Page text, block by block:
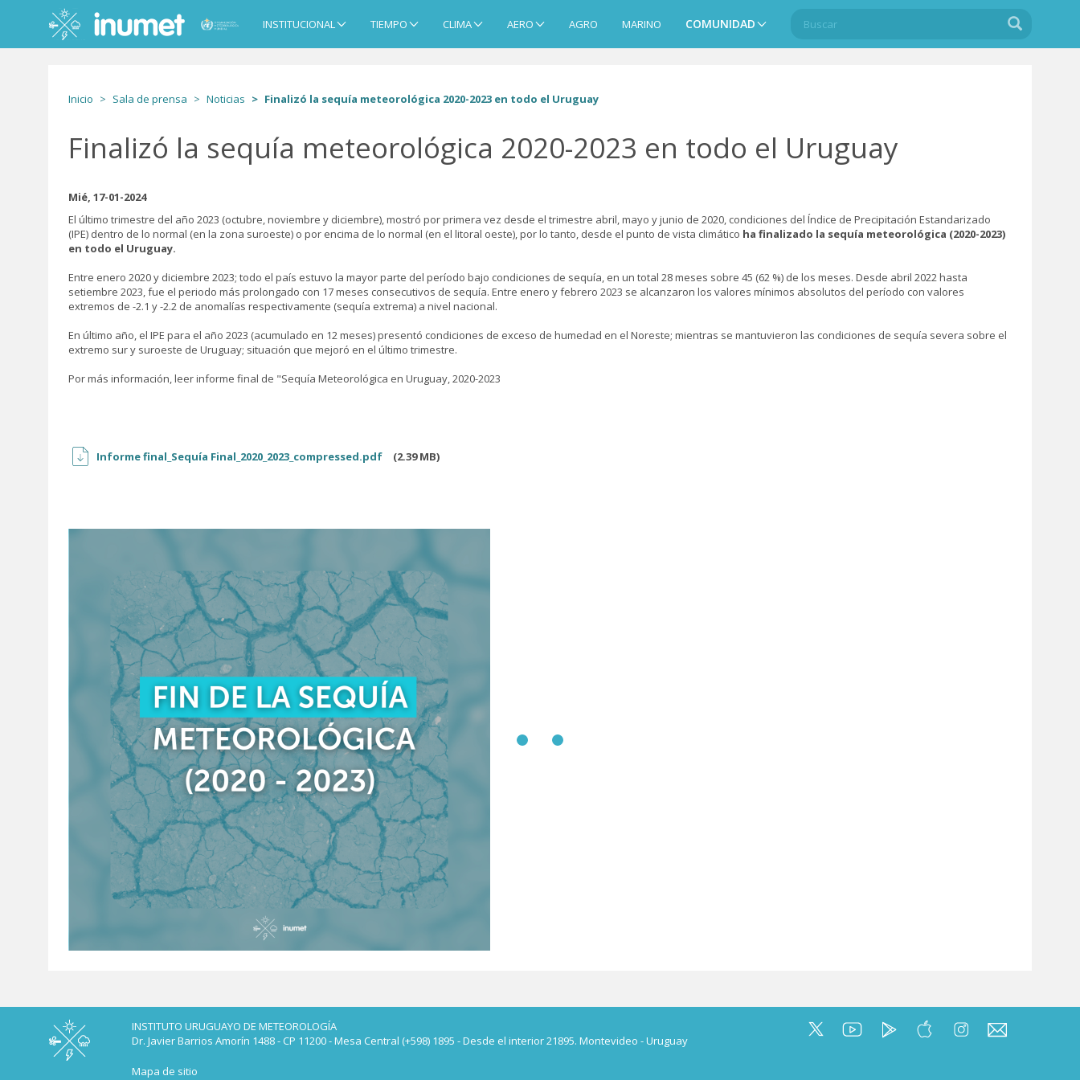
principal
Main
navigation
INSTITUCIONAL TIEMPO CLIMA AERO AGRO MARINO COMUNIDAD
Search
Buscar
Inicio Sala de prensa Noticias Finalizó la sequía meteorológica 2020-2023 en todo el Uruguay
Finalizó la sequía meteorológica 2020-2023 en todo el Uruguay
Mié, 17-01-2024
El último trimestre del año 2023 (octubre, noviembre y diciembre), mostró por primera vez desde el trimestre abril, mayo y junio de 2020, condiciones del Índice de Precipitación Estandarizado
(IPE) dentro de lo normal (en la zona suroeste) o por encima de lo normal (en el litoral oeste), por lo tanto, desde el punto de vista climático ha finalizado la sequía meteorológica (2020-2023)
en todo el Uruguay.
Entre enero 2020 y diciembre 2023; todo el país estuvo la mayor parte del período bajo condiciones de sequía, en un total 28 meses sobre 45 (62 %) de los meses. Desde abril 2022 hasta
setiembre 2023, fue el periodo más prolongado con 17 meses consecutivos de sequía. Entre enero y febrero 2023 se alcanzaron los valores mínimos absolutos del período con valores
extremos de -2.1 y -2.2 de anomalías respectivamente (sequía extrema) a nivel nacional.
En último año, el IPE para el año 2023 (acumulado en 12 meses) presentó condiciones de exceso de humedad en el Noreste; mientras se mantuvieron las condiciones de sequía severa sobre el
extremo sur y suroeste de Uruguay; situación que mejoró en el último trimestre.
Por más información, leer informe final de "Sequía Meteorológica en Uruguay, 2020-2023
Informe final_Sequía Final_2020_2023_compressed.pdf (2.39 MB)
INSTITUTO URUGUAYO DE METEOROLOGÍA
Dr. Javier Barrios Amorín 1488 - CP 11200 - Mesa Central (+598) 1895 - Desde el interior 21895. Montevideo - Uruguay
Mapa de sitio